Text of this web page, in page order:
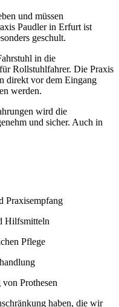
und müssen
Paudler in Erfurt ist
geschult.
in die
Rollstuhlfahrer. Die Praxis
direkt vor dem Eingang
werden.
wird die
und sicher. Auch in
Praxisempfang
Hilfsmitteln
Pflege
Prothesen
haben, die wir